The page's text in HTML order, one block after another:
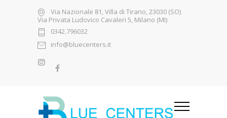
Via Nazionale 81, Villa di Tirano, 23030 (SO)
Via Privata Ludovico Cavaleri 5, Milano (MI)
0342.796032
info@bluecenters.it